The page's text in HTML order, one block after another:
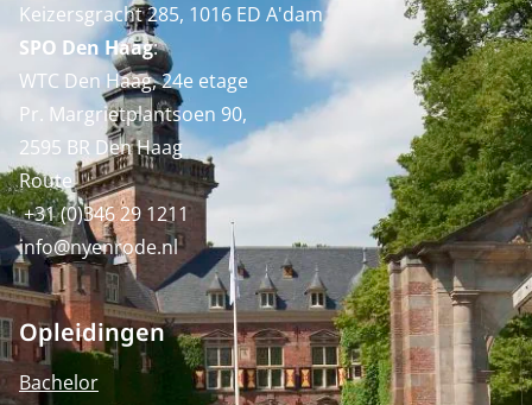
Keizersgracht 285, 1016 ED A'dam
SPO Den Haag:
WTC Den Haag, 24e etage
Pr. Margrietplantsoen 90,
2595 BR Den Haag
Route
+31 (0)346 29 1211
info@nyenrode.nl
Opleidingen
Bachelor